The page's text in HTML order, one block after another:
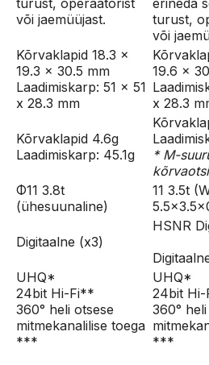
turust, operaatorist
või jaemüüjast.
erineda
turust,
või
Kõrvaklapid 18.3 x
19.3 x 30.5 mm
Laadimiskarp: 51 x 51
x 28.3 mm
19.6 x
x 28.3
Kõrvaklapid 4.6g
Laadimiskarp: 45.1g
* M-
Φ11 3.8t
(ühesuunaline)​
11 3.5t
Digitaalne (x3)
HSNR
UHQ*
24bit Hi-Fi**
360° heli otsese
mitmekanalilise toega
***
UHQ*
24bit
360°
***